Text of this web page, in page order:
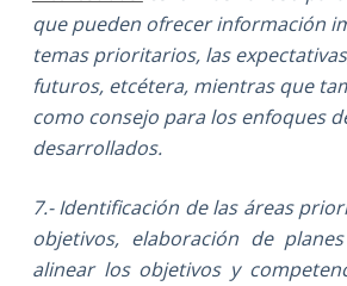
que pueden ofrecer información
temas prioritarios, las
futuros, etcétera, mientras que
como consejo para los enfoques
desarrollados.
7.- Identificación de las áreas
objetivos, elaboración de
alinear los objetivos y